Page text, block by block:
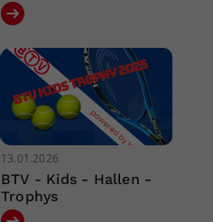
13.01.2026
BTV - Kids - Hallen -
Trophys